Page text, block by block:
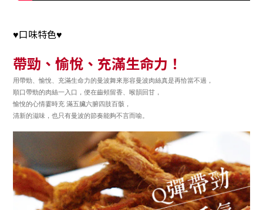
♥口味特色♥
帶勁、愉悅、充滿生命力！
用帶勁、愉悅、充滿生命力的曼波舞來形容曼波肉絲真是再恰當不過，
順口帶勁的肉絲一入口，便在齒頰留香、喉韻回甘，
愉悅的心情霎時充 滿五臟六腑四肢百骸，
清新的滋味，也只有曼波的節奏能夠不言而喻。